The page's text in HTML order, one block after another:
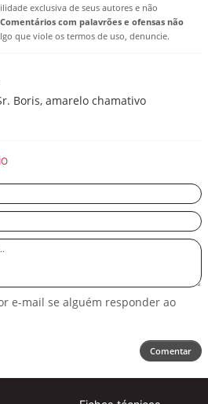
exclusiva de seus autores e não
Comentários com palavrões e ofensas não
que viole os termos de uso, denuncie.
Boris, amarelo chamativo
e-mail se alguém responder ao
Comentar